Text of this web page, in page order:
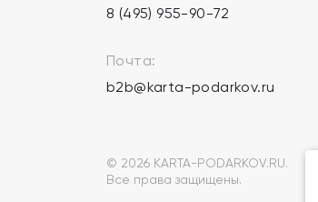
8 (495) 955-90-72
Почта:
b2b@karta-podarkov.ru
© 2026 KARTA-PODARKOV.RU.
Все права защищены.